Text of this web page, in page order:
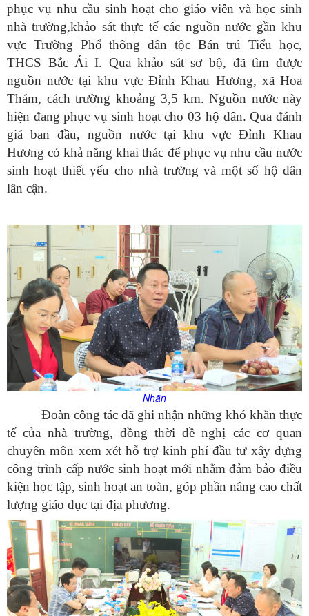
phục vụ nhu cầu sinh hoạt cho giáo viên và học sinh
nhà trường,khảo sát thực tế các nguồn nước gần khu
vực Trường Phổ thông dân tộc Bán trú Tiểu học,
THCS Bắc Ái I. Qua khảo sát sơ bộ, đã tìm được
nguồn nước tại khu vực Đỉnh Khau Hương, xã Hoa
Thám, cách trường khoảng 3,5 km. Nguồn nước này
hiện đang phục vụ sinh hoạt cho 03 hộ dân. Qua đánh
giá ban đầu, nguồn nước tại khu vực Đỉnh Khau
Hương có khả năng khai thác để phục vụ nhu cầu nước
sinh hoạt thiết yếu cho nhà trường và một số hộ dân
lân cận.
Nhãn
Đoàn công tác đã ghi nhận những khó khăn thực
tế của nhà trường, đồng thời đề nghị các cơ quan
chuyên môn xem xét hỗ trợ kinh phí đầu tư xây dựng
công trình cấp nước sinh hoạt mới nhằm đảm bảo điều
kiện học tập, sinh hoạt an toàn, góp phần nâng cao chất
lượng giáo dục tại địa phương.